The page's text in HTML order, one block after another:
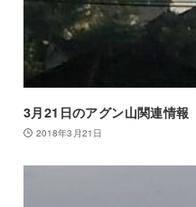
3月21日のアグン山関連情報
2018年3月21日